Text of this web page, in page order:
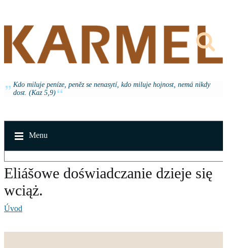
Kdo miluje peníze, peněz se nenasytí, kdo miluje hojnost, nemá nikdy
dost. (Kaz 5,9)
Menu
Eliášowe doświadczanie dzieje się
wciąż.
Úvod